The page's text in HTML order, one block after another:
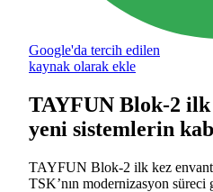
Google'da tercih edilen
kaynak olarak ekle
TAYFUN Blok-2
yeni sistemlerin
TAYFUN Blok-2 ilk kez
TSK’nın modernizasyon süreci